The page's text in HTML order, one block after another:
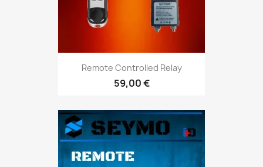
Remote Controlled Relay
59,00 €